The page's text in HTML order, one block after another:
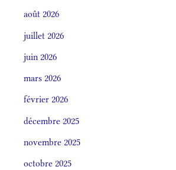
août 2026
juillet 2026
juin 2026
mars 2026
février 2026
décembre 2025
novembre 2025
octobre 2025